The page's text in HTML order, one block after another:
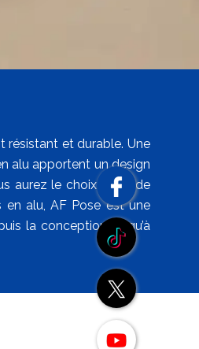
résistant et durable. Une
alu apportent un design
aurez le choix entre de
alu, AF Pose est une
la conception jusqu’à